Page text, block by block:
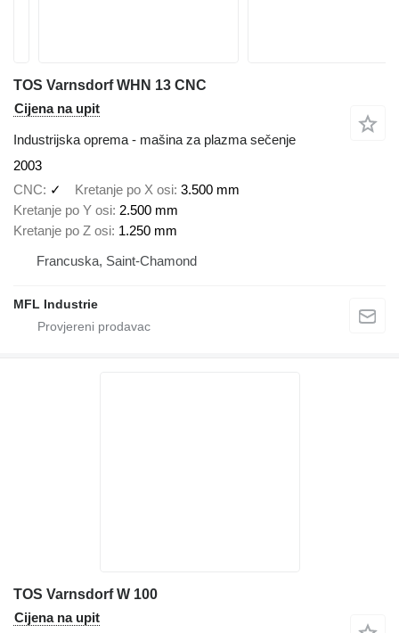
TOS Varnsdorf WHN 13 CNC
Cijena na upit
Industrijska oprema - mašina za plazma sečenje
2003
CNC
✓ Kretanje po X osi 3.500 mm
Kretanje po Y osi 2.500 mm
Kretanje po Z osi 1.250 mm
Francuska, Saint-Chamond
MFL Industrie
TOS Varnsdorf W 100
Cijena na upit